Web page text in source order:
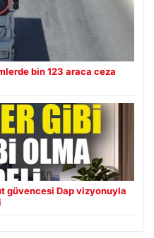
bin 123 araca ceza
güvencesi Dap vizyonuyla